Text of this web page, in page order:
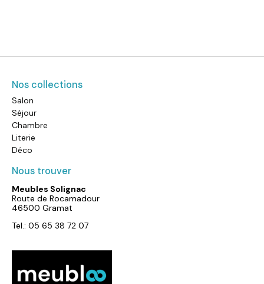
Nos collections
Salon
Séjour
Chambre
Literie
Déco
Nous trouver
Meubles Solignac
Route de Rocamadour
46500 Gramat
Tel.: 05 65 38 72 07